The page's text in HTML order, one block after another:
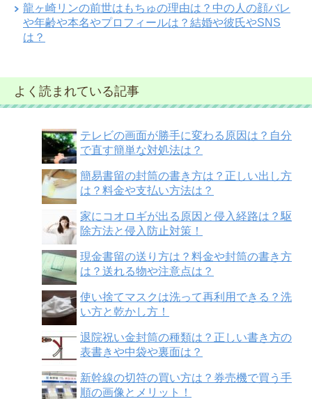
龍ヶ崎リンの前世はもちゅの理由は？中の人の顔バレ
や年齢や本名やプロフィールは？結婚や彼氏やSNS
は？
よく読まれている記事
テレビの画面が勝手に変わる原因は？自分
で直す簡単な対処法は？
簡易書留の封筒の書き方は？正しい出し方
は？料金や支払い方法は？
家にコオロギが出る原因と侵入経路は？駆
除方法と侵入防止対策！
現金書留の送り方は？料金や封筒の書き方
は？送れる物や注意点は？
使い捨てマスクは洗って再利用できる？洗
い方と乾かし方！
退院祝い金封筒の種類は？正しい書き方の
表書きや中袋や裏面は？
新幹線の切符の買い方は？券売機で買う手
順の画像とメリット！